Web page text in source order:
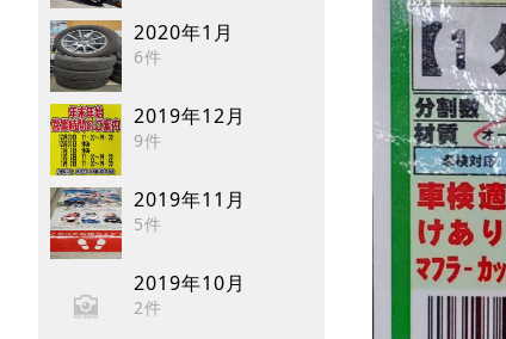
2020年1月
6件
2019年12月
9件
2019年11月
5件
2019年10月
2件